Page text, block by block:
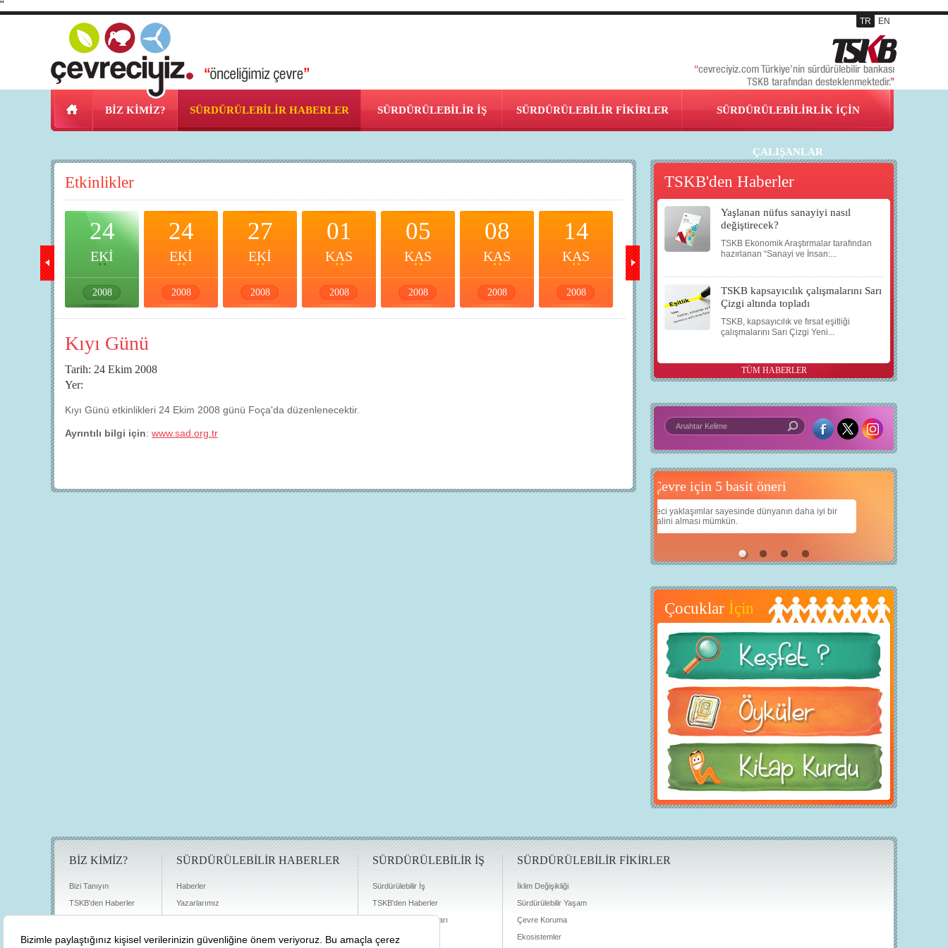
"
TR EN
BİZ KİMİZ? SÜRDÜRÜLEBİLİR HABERLER SÜRDÜRÜLEBİLİR İŞ SÜRDÜRÜLEBİLİR FİKİRLER SÜRDÜRÜLEBİLİRLİK İÇİN
ÇALIŞANLAR
Etkinlikler
24
EKİ
2008
24
EKİ
2008
27
EKİ
2008
01
KAS
2008
05
KAS
2008
08
KAS
2008
14
KAS
2008
22
KAS
2008
26
KAS
2008
KAS
2008
27
KAS
2008
Kıyı Günü
Tarih: 24 Ekim 2008
Yer:
Kıyı Günü etkinlikleri 24 Ekim 2008 günü Foça'da düzenlenecektir.
Ayrıntılı bilgi için: www.sad.org.tr
TSKB'den Haberler
Yaşlanan nüfus sanayiyi nasıl
değiştirecek?
TSKB Ekonomik Araştırmalar tarafından
hazırlanan “Sanayi ve İnsan:...
TSKB kapsayıcılık çalışmalarını Sarı
Çizgi altında topladı
TSKB, kapsayıcılık ve fırsat eşitliği
çalışmalarını Sarı Çizgi Yeni...
TÜM HABERLER
Çevre için 5 basit öneri
sayesinde dünyanın daha iyi bir
Daha iyi bir dünya için yapay zekâ
Çocuklarımıza daha güzel bir dünya bırakabilmek için
teknolojiden nasıl yararlanırız?
Çocuklar İçin
BİZ KİMİZ?
Bizi Tanıyın
TSKB'den Haberler
Basın Odası
SÜRDÜRÜLEBİLİR HABERLER
Haberler
Yazarlarımız
Sürdürülebilirlik Kütüphanesi
SÜRDÜRÜLEBİLİR İŞ
Sürdürülebilir İş
TSKB'den Haberler
Finansman Olanakları
SÜRDÜRÜLEBİLİR FİKİRLER
İklim Değişikliği
Sürdürülebilir Yaşam
Çevre Koruma
Ekosistemler